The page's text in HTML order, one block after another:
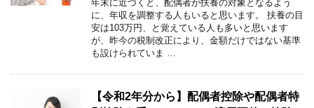
年末に近づくと、配偶者が扶養の対象となるよう
に、年収を調整する人もいると思います。 扶養の目
安は103万円、と覚えている人も多いと思います
が、昨今の税制改正により、金額だけではない基準
も設けられていま …
【令和2年分から】配偶者控除や配偶者特